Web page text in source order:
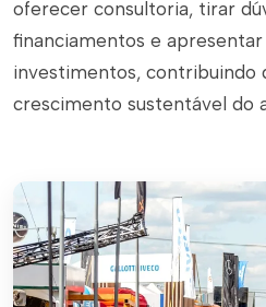
oferecer consultoria, tirar
financiamentos e
investimentos, contribuindo
crescimento sustentável do